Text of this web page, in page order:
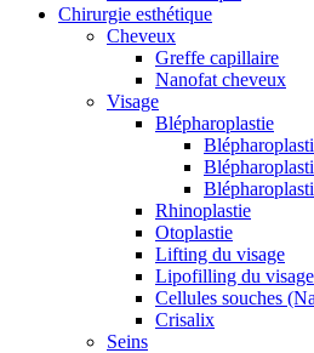
Chirurgie esthétique
Cheveux
Greffe capillaire
Nanofat cheveux
Visage
Blépharoplastie
Rhinoplastie
Otoplastie
Lifting du visage
Lipofilling du visage
Cellules souches
Crisalix
Seins